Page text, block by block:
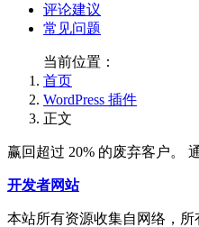
评论建议
常见问题
当前位置：
首页
WordPress 插件
正文
赢回超过 20% 的废弃客户。
开发者网站
本站所有资源收集自网络，所